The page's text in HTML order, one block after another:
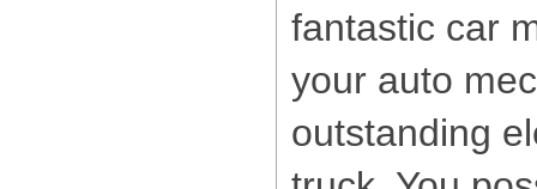
fantastic car
your auto
outstanding